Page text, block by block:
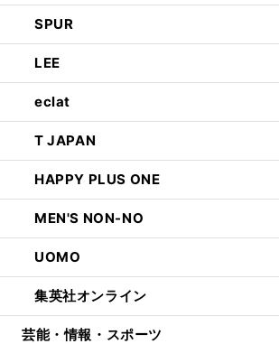
SPUR
LEE
eclat
T JAPAN
HAPPY PLUS ONE
MEN'S NON-NO
UOMO
集英社オンライン
芸能・情報・スポーツ